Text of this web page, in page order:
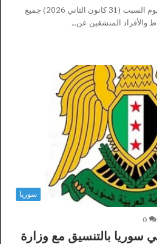
دعت وزارة الداخلية في سوريا اليوم السبت (31 كانون الثاني 2026) جميع
والأفراد المنشقين عن…
سوريا
0
سوريا بالتنسيق مع وزارة